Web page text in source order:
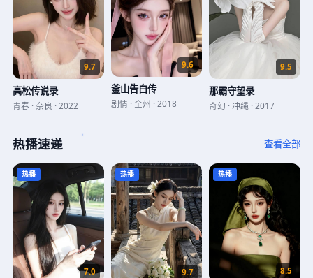
9.7
高松传说录
青春 ·奈良 ·2022
9.6
釜山告白传
剧情·全州 · 2018
9.5
那霸守望录
奇幻 · 冲绳 · 2017
热播速递 查看全部
热播
7.0
热播
9.7
热播
8.5